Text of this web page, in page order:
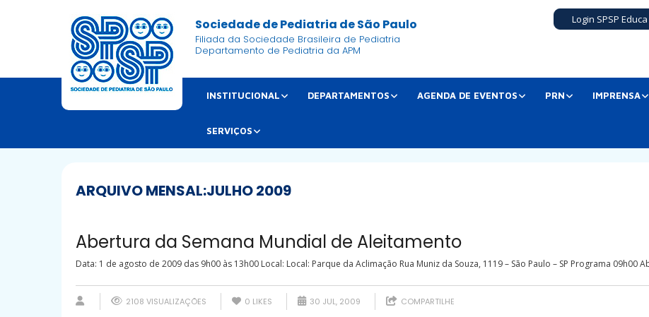
Sociedade de Pediatria de São Paulo
Filiada da Sociedade Brasileira de Pediatria
Departamento de Pediatria da APM
Login SPSP Educa
INSTITUCIONAL DEPARTAMENTOS AGENDA DE EVENTOS PRN IMPRENSA
SERVIÇOS
ARQUIVO MENSAL:JULHO 2009
Abertura da Semana Mundial de Aleitamento
Data: 1 de agosto de 2009 das 9h00 às 13h00 Local: Local: Parque da Aclimação Rua Muniz da Souza, 1119 – São Paulo – SP Programa 09h00
2108 VISUALIZAÇÕES 0 LIKES 30 JUL, 2009 COMPARTILHE